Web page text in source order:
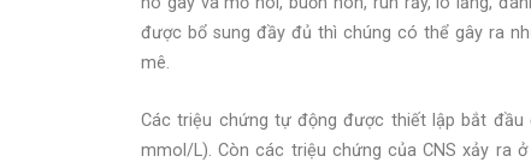
được bổ sung đầy đủ thì chúng có thể gây ra
mê.
Các triệu chứng tự động được thiết lập bắt
mmol/L). Còn các triệu chứng của CNS xảy ra